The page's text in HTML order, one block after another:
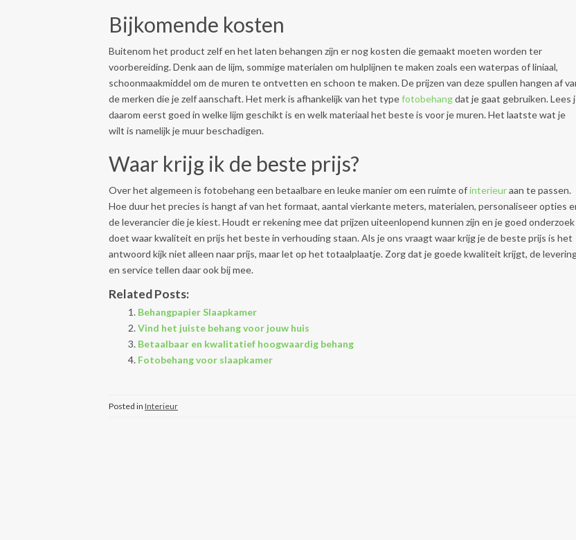
Bijkomende kosten
Buitenom het product zelf en het laten behangen zijn er nog kosten die gemaakt moeten worden ter
voorbereiding. Denk aan de lijm, sommige materialen om hulplijnen te maken zoals een waterpas of liniaal,
schoonmaakmiddel om de muren te ontvetten en schoon te maken. De prijzen van deze spullen hangen af
de merken die je zelf aanschaft. Het merk is afhankelijk van het typefotobehangdat je gaat gebruiken. Lees
daarom eerst goed in welke lijm geschikt is en welk materiaal het beste is voor je muren. Het laatste wat je
wilt is namelijk je muur beschadigen.
Waar krijg ik de beste prijs?
Over het algemeen is fotobehang een betaalbare en leuke manier om een ruimte ofinterieuraan te passen.
Hoe duur het precies is hangt af van het formaat, aantal vierkante meters, materialen, personaliseer opties
de leverancier die je kiest. Houdt er rekening mee dat prijzen uiteenlopend kunnen zijn en je goed onderzoek
doet waar kwaliteit en prijs het beste in verhouding staan. Als je ons vraagt waar krijg je de beste prijs is het
antwoord kijk niet alleen naar prijs, maar let op het totaalplaatje. Zorg dat je goede kwaliteit krijgt, de
en service tellen daar ook bij mee.
Related Posts:
Behangpapier Slaapkamer
Vind het juiste behang voor jouw huis
Betaalbaar en kwalitatief hoogwaardig behang
Fotobehang voor slaapkamer
Posted in Interieur